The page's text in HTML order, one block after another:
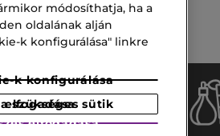
módosíthatja, ha a
oldalának alján
k konfigurálása" linkre
k konfigurálása
Csak a szükséges sütik elfogadása
elfogadása